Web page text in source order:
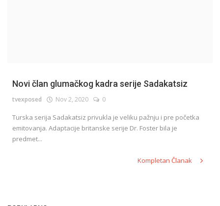
Novi član glumačkog kadra serije Sadakatsiz
tvexposed Nov 2, 2020 0
Turska serija Sadakatsiz privukla je veliku pažnju i pre početka
emitovanja. Adaptacije britanske serije Dr. Foster bila je
predmet...
Kompletan Članak